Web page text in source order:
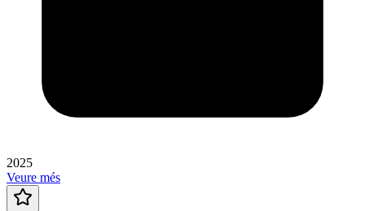
2025
Veure més